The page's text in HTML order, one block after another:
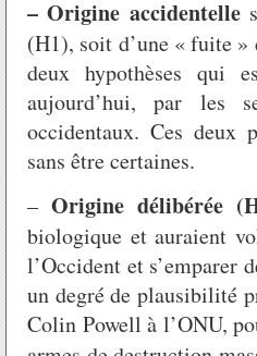
– Origine accidentelle
(H1), soit d’une « fuite »
deux hypothèses qui
aujourd’hui, par les
occidentaux. Ces deux
sans être certaines.
– Origine délibérée
biologique et auraient
l’Occident et s’emparer
un degré de plausibilité
Colin Powell à l’ONU,